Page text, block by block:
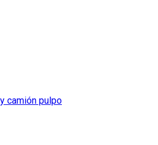
camión pulpo